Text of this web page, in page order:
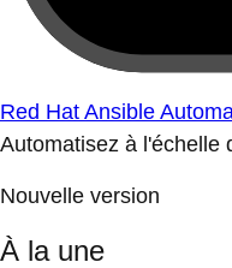
Red Hat Ansible
Automatisez à l'échelle
Nouvelle version
À la une